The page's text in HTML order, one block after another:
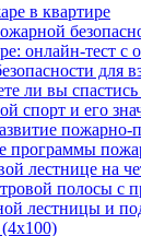
в квартире
онлайн-тест с
для
ли вы
спорт и его
пожарно-
программы
лестнице на
полосы с
лестницы и